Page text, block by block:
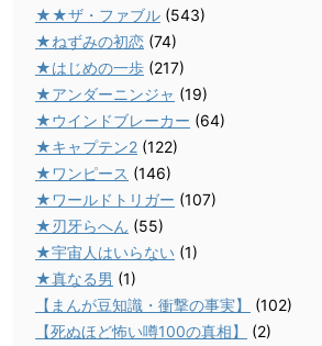
★★ザ・ファブル (543)
★ねずみの初恋 (74)
★はじめの一歩 (217)
★アンダーニンジャ (19)
★ウインドブレーカー (64)
★キャプテン2 (122)
★ワンピース (146)
★ワールドトリガー (107)
★刃牙らへん (55)
★宇宙人はいらない (1)
★真なる男 (1)
【まんが豆知識・衝撃の事実】
(102)
【死ぬほど怖い噂100の真相】
(2)